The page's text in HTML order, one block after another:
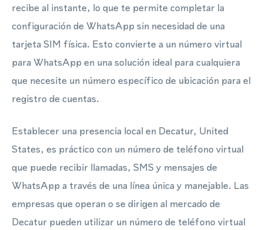
recibe al instante, lo que te permite completar la
configuración de WhatsApp sin necesidad de una
tarjeta SIM física. Esto convierte a un número virtual
para WhatsApp en una solución ideal para cualquiera
que necesite un número específico de ubicación para el
registro de cuentas.
Establecer una presencia local en Decatur, United
States, es práctico con un número de teléfono virtual
que puede recibir llamadas, SMS y mensajes de
WhatsApp a través de una línea única y manejable. Las
empresas que operan o se dirigen al mercado de
Decatur pueden utilizar un número de teléfono virtual